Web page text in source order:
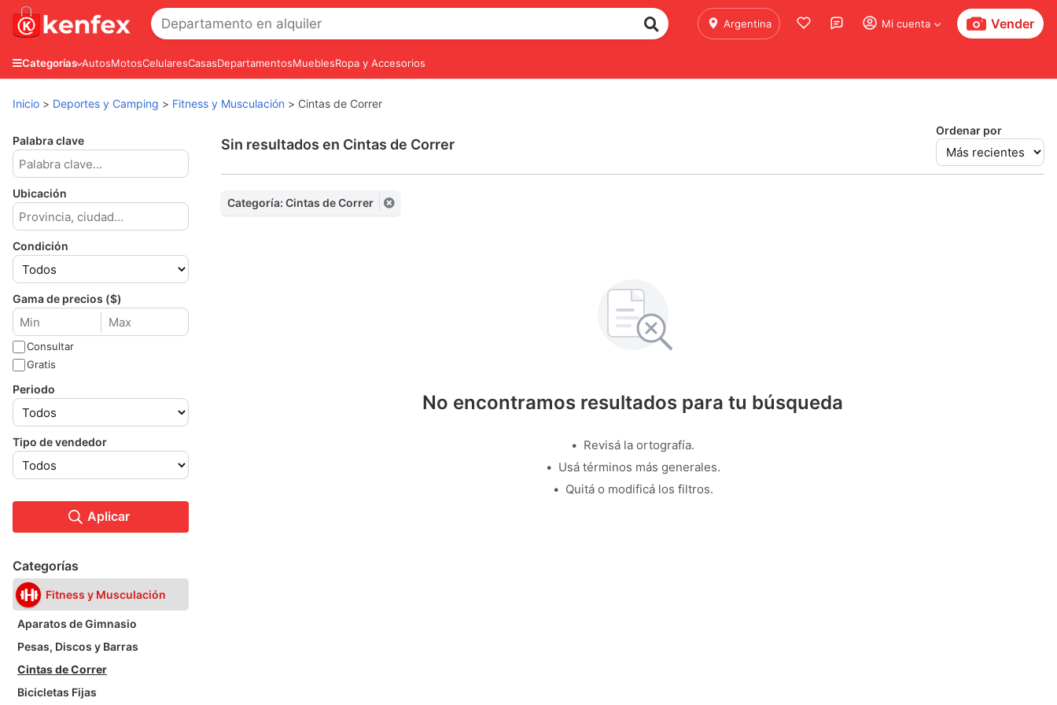
Vender
Mi cuenta
Argentina
Categorías AutosMotosCelularesCasasDepartamentosMueblesRopa y Accesorios
Inicio > Deportes y Camping > Fitness y Musculación > Cintas de Correr
Palabra clave
Ubicación
Condición
Gama de precios ($)
Consultar
Gratis
Periodo
Tipo de vendedor
Aplicar
Categorías
Fitness y Musculación
Aparatos de Gimnasio
Pesas, Discos y Barras
Cintas de Correr
Bicicletas Fijas
Sin resultados en Cintas de Correr
Ordenar por
Categoría: Cintas de Correr
No encontramos resultados para tu búsqueda
Revisá la ortografía.
Usá términos más generales.
Quitá o modificá los filtros.